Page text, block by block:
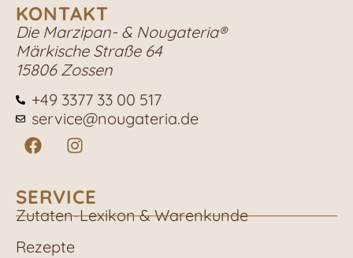
KONTAKT
Die Marzipan- & Nougateria®
Märkische Straße 64
15806 Zossen
+49 3377 33 00 517
service@nougateria.de
SERVICE
Zutaten-Lexikon & Warenkunde
Rezepte